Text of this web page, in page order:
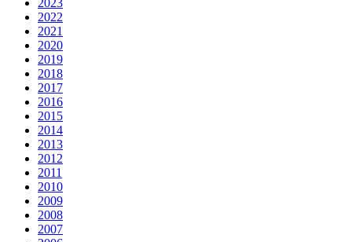
2023
2022
2021
2020
2019
2018
2017
2016
2015
2014
2013
2012
2011
2010
2009
2008
2007